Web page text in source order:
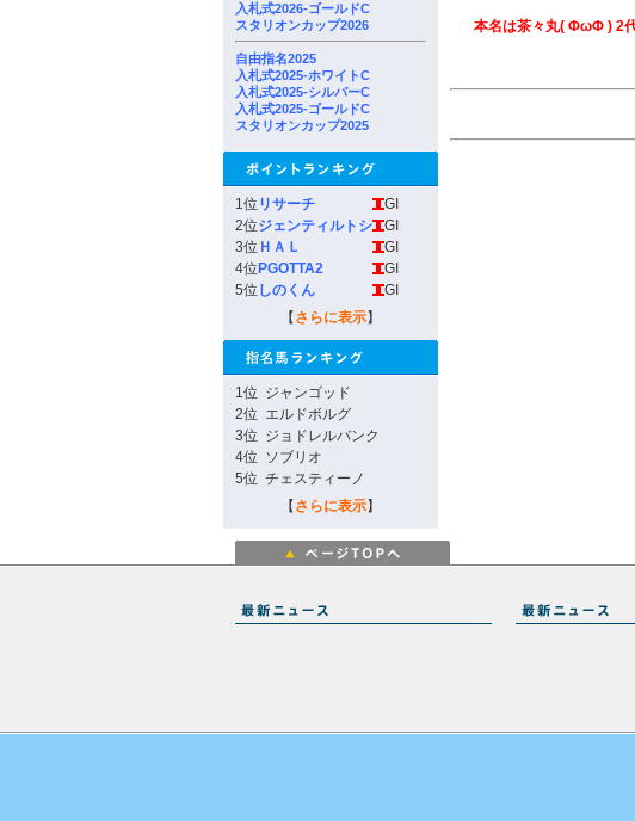
入札式2026-ゴールドC
スタリオンカップ2026
自由指名2025
入札式2025-ホワイトC
入札式2025-シルバーC
入札式2025-ゴールドC
スタリオンカップ2025
1位 リサーチ
GI
2位ジェンティルトシ
GI
3位 ＨＡＬ
GI
4位 PGOTTA2
GI
5位 しのくん
GI
【 さらに表示】
1位 ジャンゴッド
2位 エルドボルグ
3位 ジョドレルバンク
4位 ソブリオ
5位 チェスティーノ
【 さらに表示】
本名は茶々丸( ΦωΦ ) 2